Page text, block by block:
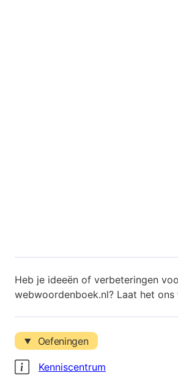
Heb je ideeën of verbeteringen
webwoordenboek.nl? Laat het ons
Oefeningen
Kenniscentrum